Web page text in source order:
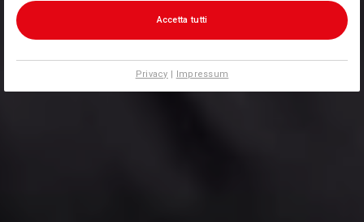
Accetta tutti
Privacy | Impressum